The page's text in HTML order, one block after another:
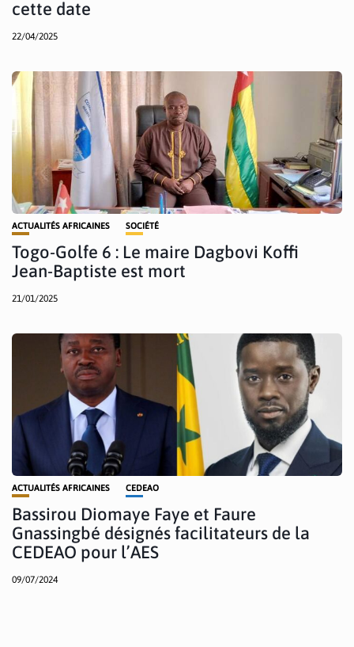
cette date
22/04/2025
ACTUALITÉS AFRICAINES SOCIÉTÉ
Togo-Golfe 6 : Le maire Dagbovi Koffi
Jean-Baptiste est mort
21/01/2025
ACTUALITÉS AFRICAINES CEDEAO
Bassirou Diomaye Faye et Faure
Gnassingbé désignés facilitateurs de la
CEDEAO pour l’AES
09/07/2024